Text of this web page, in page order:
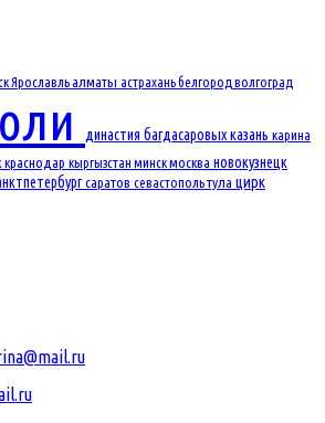
Ярославльалматы астраханьбелгород волгоград
династия багдасаровыхказань карина
краснодар кыргызстан минскмосква новокузнецк
саратов севастопольтула цирк